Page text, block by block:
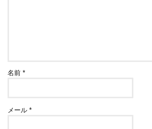
名前*
メール*